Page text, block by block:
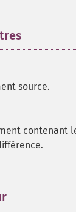
source.
contenant